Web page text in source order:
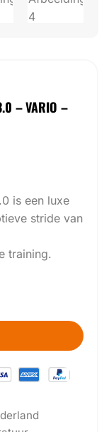
– VARIO –
is een luxe
stride van
training.
- Carbon Grey